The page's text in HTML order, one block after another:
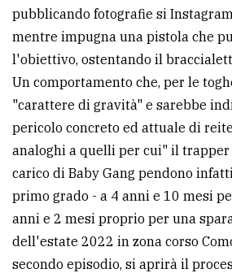
pubblicando fotografie si
mentre impugna una pistola che
l'obiettivo, ostentando il
Un comportamento che, per le
"carattere di gravità" e sarebbe
pericolo concreto ed attuale di
analoghi a quelli per cui" il trapper
carico di Baby Gang pendono
primo grado - a 4 anni e 10 mesi
anni e 2 mesi proprio per una
dell'estate 2022 in zona corso
secondo episodio, si aprirà il